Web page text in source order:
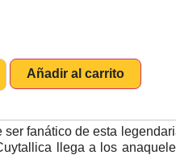
Añadir al carrito
ser fanático de esta
llega a los